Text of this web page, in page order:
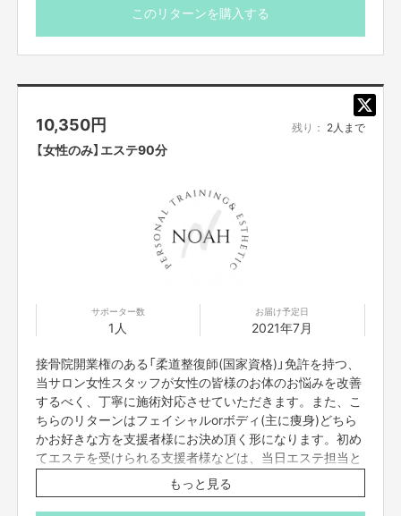
お問い合わせは下記のURLのメッセージからご連絡ください。
https://cf.fany.lol/users/message/view/31284
不良品、発送品間違いの場合は無料で交換させていただきます。到着日から
7日以内に上記問い合わせ先へご連絡ください。それ以上経過しますと返品
をお受け出来ない場合がございます。※サポーターのご都合によるキャンセ
不良品、発送商品間違いの場合、着払いにて対応いたします。
このリターンを購入する
10,350円 残り： 2人まで
【女性のみ】エステ90分
サポーター数
1人
お届け予定日
2021年7月
接骨院開業権のある「柔道整復師(国家資格)」免許を持つ、
当サロン女性スタッフが女性の皆様のお体のお悩みを改善
するべく、丁寧に施術対応させていただきます。また、こ
ちらのリターンはフェイシャルorボディ(主に痩身)どちら
かお好きな方を支援者様にお決め頂く形になります。初め
てエステを受けられる支援者様などは、当日エステ担当と
カウンセリングの上、お決め頂くことも可能でございま
す。
もっと見る